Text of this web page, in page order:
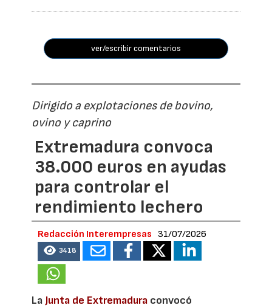
ver/escribir comentarios
Dirigido a explotaciones de bovino,
ovino y caprino
Extremadura convoca
38.000 euros en ayudas
para controlar el
rendimiento lechero
Redacción Interempresas 31/07/2026
3418
LaJunta de Extremadura convocó